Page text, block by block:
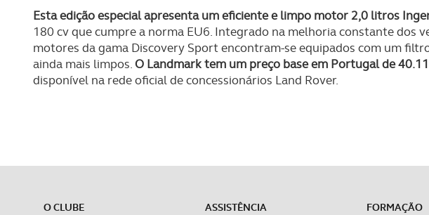
Esta edição especial apresenta um eficiente e limpo motor 2,0 litros
180 cv que cumpre a norma EU6. Integrado na melhoria constante dos
motores da gama Discovery Sport encontram-se equipados com um
ainda mais limpos.O Landmark tem um preço base em Portugal de
disponível na rede oficial de concessionários Land Rover.
O CLUBE ASSISTÊNCIA FORMAÇÃO